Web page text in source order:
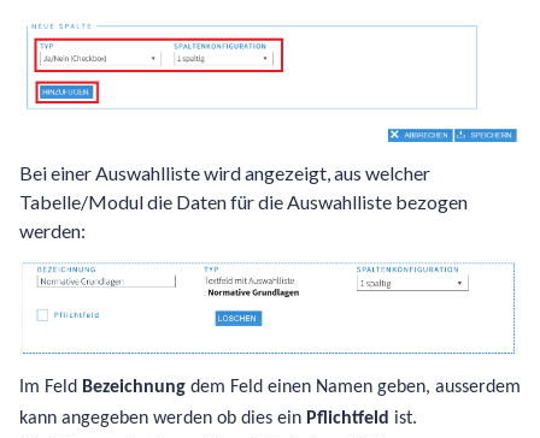
Bei einer Auswahlliste wird angezeigt, aus welcher
Tabelle/Modul die Daten für die Auswahlliste bezogen
werden:
Im Feld Bezeichnung dem Feld einen Namen geben, ausserdem
kann angegeben werden ob dies ein Pflichtfeld ist.